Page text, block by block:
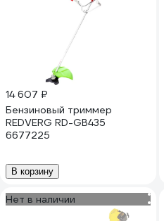
14 607 ₽
Бензиновый триммер
REDVERG RD-GB435
6677225
В корзину
Нет в наличии